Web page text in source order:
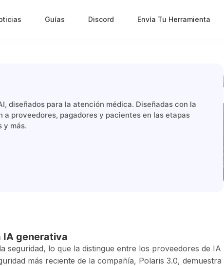
Guías Discord Envía Tu Herramienta
diseñados para la atención médica. Diseñadas con la
proveedores, pagadores y pacientes en las etapas
y más.
IA generativa
seguridad, lo que la distingue entre los proveedores de IA
más reciente de la compañía, Polaris 3.0, demuestra